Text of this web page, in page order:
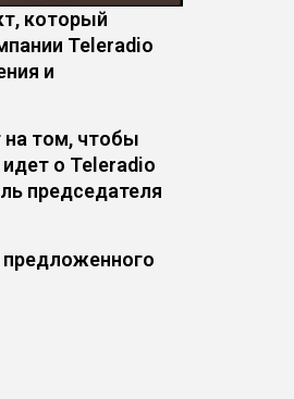
который
Teleradio
и
на том, чтобы
о Teleradio
председателя